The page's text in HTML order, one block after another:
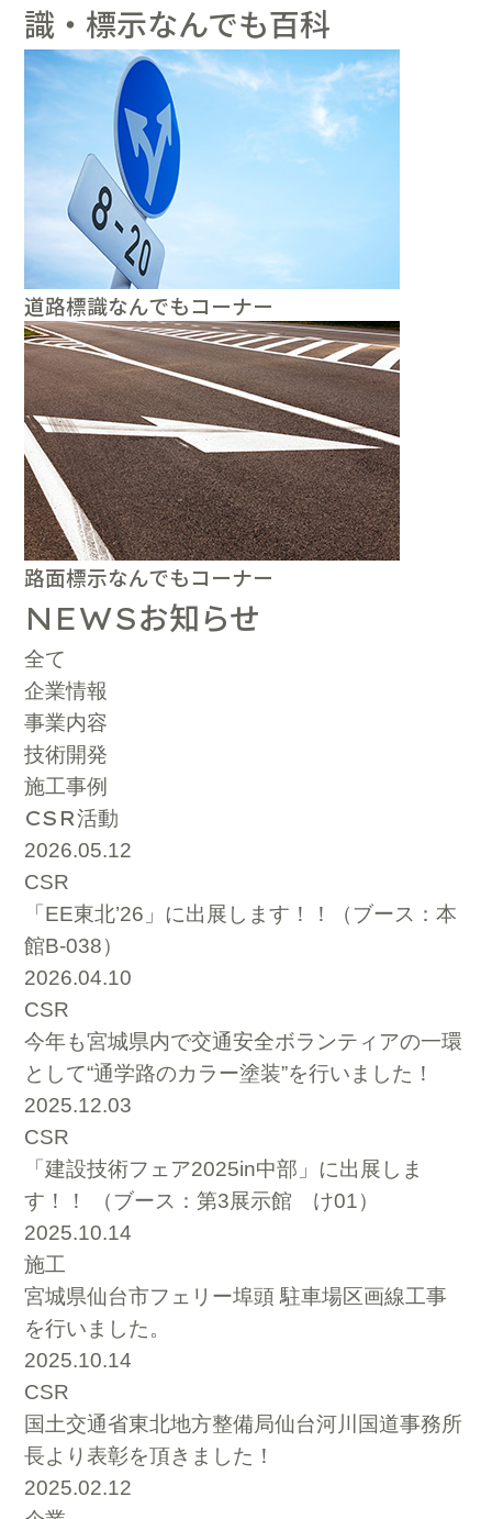
識・標示なんでも百科
道路標識なんでもコーナー
路面標示なんでもコーナー
NEWSお知らせ
全て
企業情報
事業内容
技術開発
施工事例
CSR活動
2026.05.12
CSR
「EE東北’26」に出展します！！（ブース：本
館B-038）
2026.04.10
CSR
今年も宮城県内で交通安全ボランティアの一環
として“通学路のカラー塗装”を行いました！
2025.12.03
CSR
「建設技術フェア2025in中部」に出展しま
す！！ （ブース：第3展示館 け01）
2025.10.14
施工
宮城県仙台市フェリー埠頭 駐車場区画線工事
を行いました。
2025.10.14
CSR
国土交通省東北地方整備局仙台河川国道事務所
長より表彰を頂きました！
2025.02.12